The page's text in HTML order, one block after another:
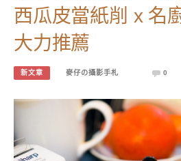
西瓜皮當紙削 x 名
大力推薦
新文章 麥仔の攝影手札 0